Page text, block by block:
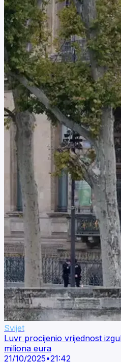
Svijet
Luvr procijenio vrijednost
miliona eura
21/10/2025•21:42